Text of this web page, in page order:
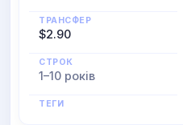
ТРАНСФЕР
$2.90
СТРОК
1–10 років
ТЕГИ